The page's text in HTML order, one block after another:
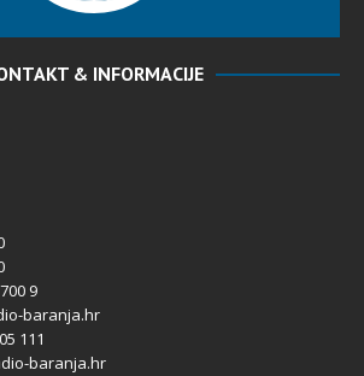
& INFORMACIJE
9
baranja.hr
111
baranja.hr